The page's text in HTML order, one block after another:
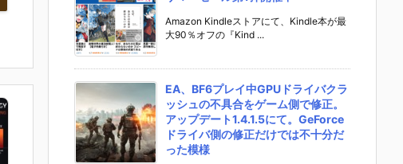
Amazon Kindleストアにて、Kindle本が最
大90％オフの『Kind ...
EA、BF6プレイ中GPUドライバクラ
ッシュの不具合をゲーム側で修正。
アップデート1.4.1.5にて。GeForce
ドライバ側の修正だけでは不十分だ
った模様